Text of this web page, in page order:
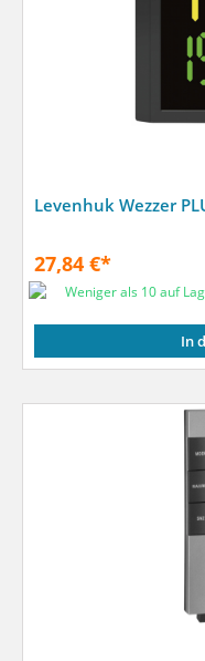
Levenhuk Wezzer
27,84 €*
Weniger als 10 auf
In